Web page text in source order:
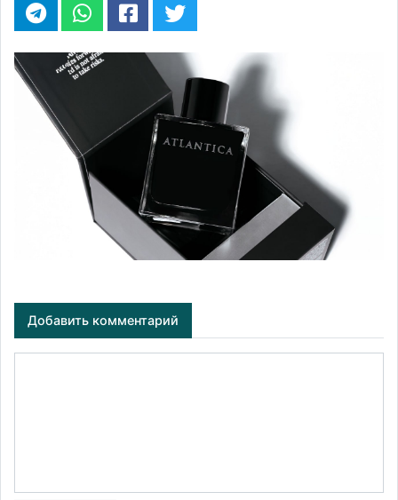
Добавить комментарий